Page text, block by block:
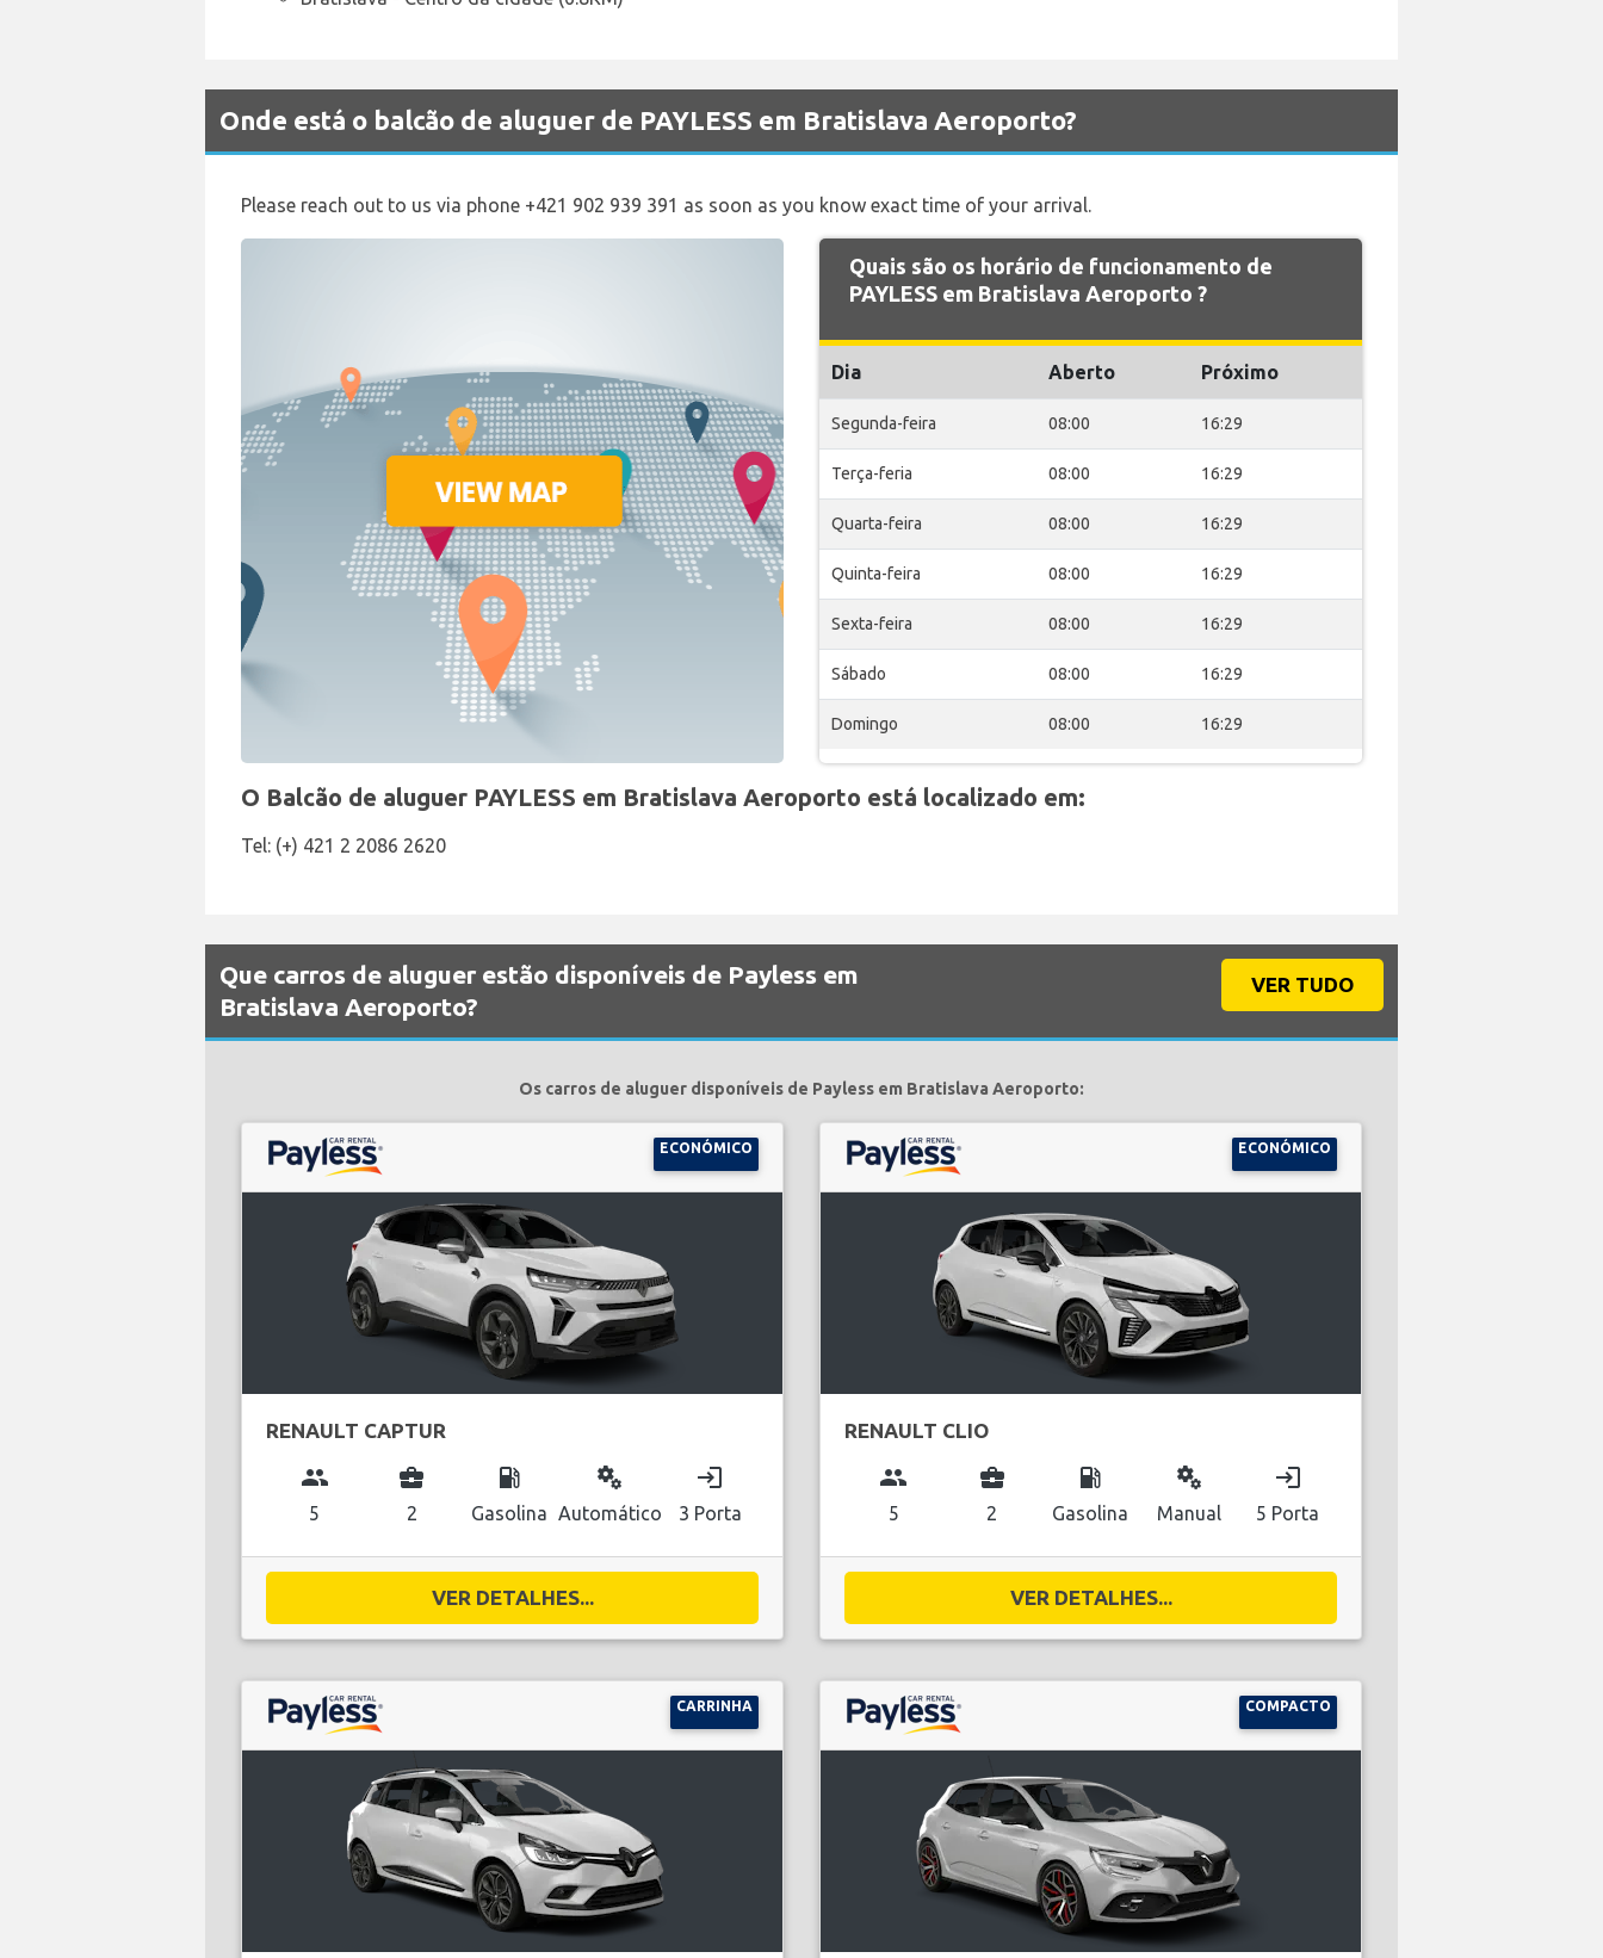
Onde está o balcão de aluguer de PAYLESS em Bratislava Aeroporto?
Please reach out to us via phone +421 902 939 391 as soon as you know exact time of your arrival.
Quais são os horário de funcionamento de
PAYLESS em Bratislava Aeroporto ?
Dia Aberto Próximo
Segunda-feira 08:00 16:29
Terça-feria 08:00 16:29
Quarta-feira 08:00 16:29
Quinta-feira 08:00 16:29
Sexta-feira 08:00 16:29
Sábado 08:00 16:29
Domingo 08:00 16:29
O Balcão de aluguer PAYLESS em Bratislava Aeroporto está localizado em:
Tel: (+) 421 2 2086 2620
Que carros de aluguer estão disponíveis de Payless em
Bratislava Aeroporto?
VER TUDO
Os carros de aluguer disponíveis de Payless em Bratislava Aeroporto:
ECONÓMICO
RENAULT CAPTUR
group
5
business_center
2
local_gas_station
Gasolina
miscellaneous_services
Automático
login
3 Porta
VER DETALHES...
ECONÓMICO
RENAULT CLIO
group
5
business_center
2
local_gas_station
Gasolina
miscellaneous_services
Manual
login
5 Porta
VER DETALHES...
CARRINHA COMPACTO